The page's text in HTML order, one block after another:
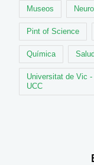
Museos
Pint of Science
Química
Universitat de Vic
UCC